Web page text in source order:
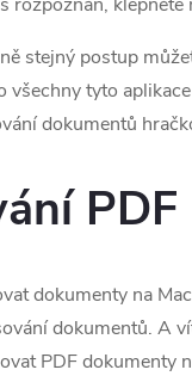
stejný postup
všechny tyto
dokumentů
dokumenty na
dokumentů. A
PDF dokumenty